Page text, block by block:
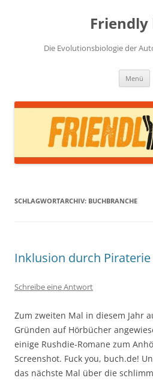
Friendly
Die Evolutionsbiologie der
Menü
SCHLAGWORTARCHIV: BUCHBRANCHE
Inklusion durch Piraterie
Schreibe eine Antwort
Zum zweiten Mal in diesem Jahr
Gründen auf Hörbücher
einige Rushdie-Romane zum
Screenshot. Fuck you, buch.de!
das nächste Mal über die